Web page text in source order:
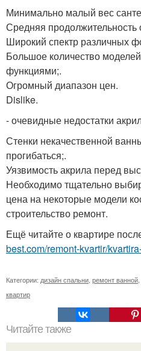
Минимально малый вес
Средняя
Широкий спектр различных
Большое количество
функциями;.
Огромный диапазон цен.
Dislike.
- очевидные недостатки
Стенки некачественной
прогибаться;.
Уязвимость акрила перед
Необходимо тщательно
цена на некоторые модели
строительство ремонт.
Ещё читайте о квартире
best.com/remont-kvartir/
Категории: дизайн спальни ремонт ванной
квартир
Читайте также